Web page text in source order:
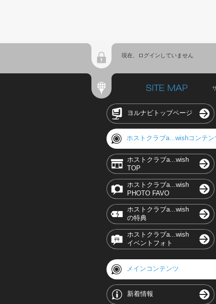
現在、ログインしていません
ヨルナビトップページ
ホストクラブa...wishコンテン
ホストクラブa...wish
TOP
ホストクラブa...wish
PHOTO FAVO
ホストクラブa...wish
の特典
ホストクラブa...wish
イベントフォト
メインコンテンツ
新着情報